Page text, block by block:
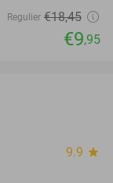
Regulier €18,45
€9,95
9.9 star